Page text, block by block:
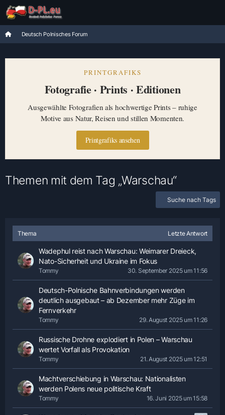
Deutsch Polnisches Forum
PRINTGRAFIKS
Fotografie · Prints · Editionen
Ausgewählte Fotografien als hochwertige Prints – ruhige
Motive aus Natur, Reisen und stillen Momenten.
Printgrafiks ansehen
Themen mit dem Tag „Warschau“
Suche nach Tags
Thema Letzte Antwort
Wadephul reist nach Warschau: Weimarer Dreieck,
Nato-Sicherheit und Ukraine im Fokus
Tommy 30. September 2025 um 11:56
Deutsch-Polnische Bahnverbindungen werden
deutlich ausgebaut – ab Dezember mehr Züge im
Fernverkehr
Tommy 29. August 2025 um 11:26
Russische Drohne explodiert in Polen – Warschau
wertet Vorfall als Provokation
Tommy 21. August 2025 um 12:51
Machtverschiebung in Warschau: Nationalisten
werden Polens neue politische Kraft
Tommy 16. Juni 2025 um 15:58